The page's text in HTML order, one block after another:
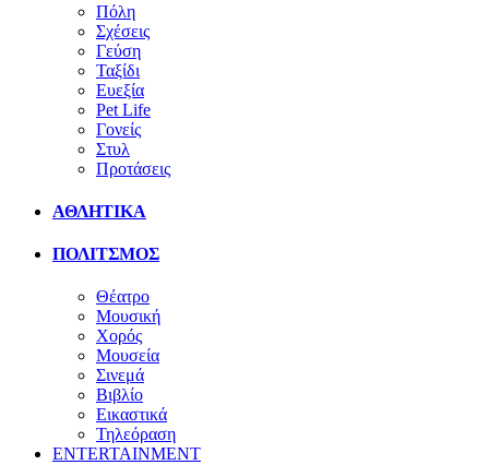
Πόλη
Σχέσεις
Γεύση
Ταξίδι
Ευεξία
Pet Life
Γονείς
Στυλ
Προτάσεις
ΑΘΛΗΤΙΚΑ
ΠΟΛΙΤΣΜΟΣ
Θέατρο
Μουσική
Χορός
Μουσεία
Σινεμά
Βιβλίο
Εικαστικά
Τηλεόραση
ENTERTAINMENT